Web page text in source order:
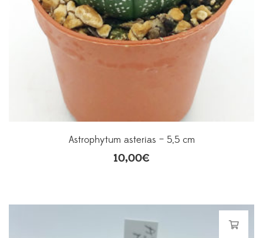
Astrophytum asterias – 5,5 cm
10,00€